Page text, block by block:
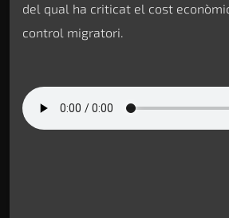
del qual ha criticat el cost
control migratori.